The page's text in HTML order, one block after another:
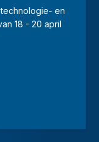
en
18 - 20 april